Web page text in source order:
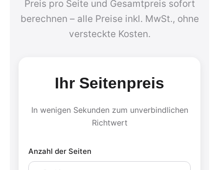
Preis pro Seite und Gesamtpreis sofort
berechnen – alle Preise inkl. MwSt., ohne
versteckte Kosten.
Ihr Seitenpreis
In wenigen Sekunden zum unverbindlichen
Richtwert
Anzahl der Seiten